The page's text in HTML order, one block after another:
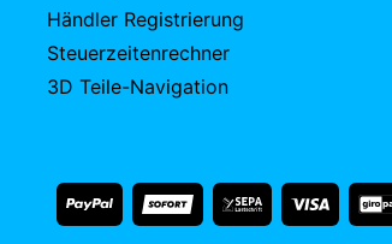
Händler Registrierung
Steuerzeitenrechner
3D Teile-Navigation